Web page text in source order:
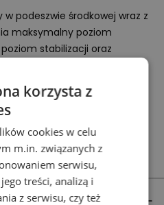
podeszwie środkowej wraz z
maksymalny poziom
stabilizacji oraz
45
korzysta z
cookies w celu
m.in. związanych z
serwisu,
treści, analizą i
z serwisu, czy też